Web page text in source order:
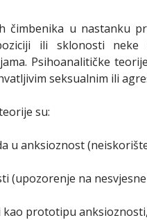
čimbenika u nastanku
ili sklonosti
Psihoanalitičke
seksualnim ili
su:
u anksioznost
(upozorenje na
prototipu anksioznosti,